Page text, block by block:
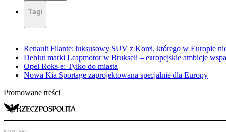
Tagi
Renault Filante: luksusowy SUV z Korei, którego w Europie
Debiut marki Leapmotor w Brukseli – europejskie ambicje
Opel Roks-e: Tylko do miasta
Nowa Kia Sportage zaprojektowana specjalnie dla Europy
Promowane treści